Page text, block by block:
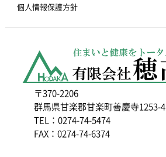
個人情報保護方針
〒370-2206
群馬県甘楽郡甘楽町善慶寺1253-4
TEL：0274-74-5474
FAX：0274-74-6374